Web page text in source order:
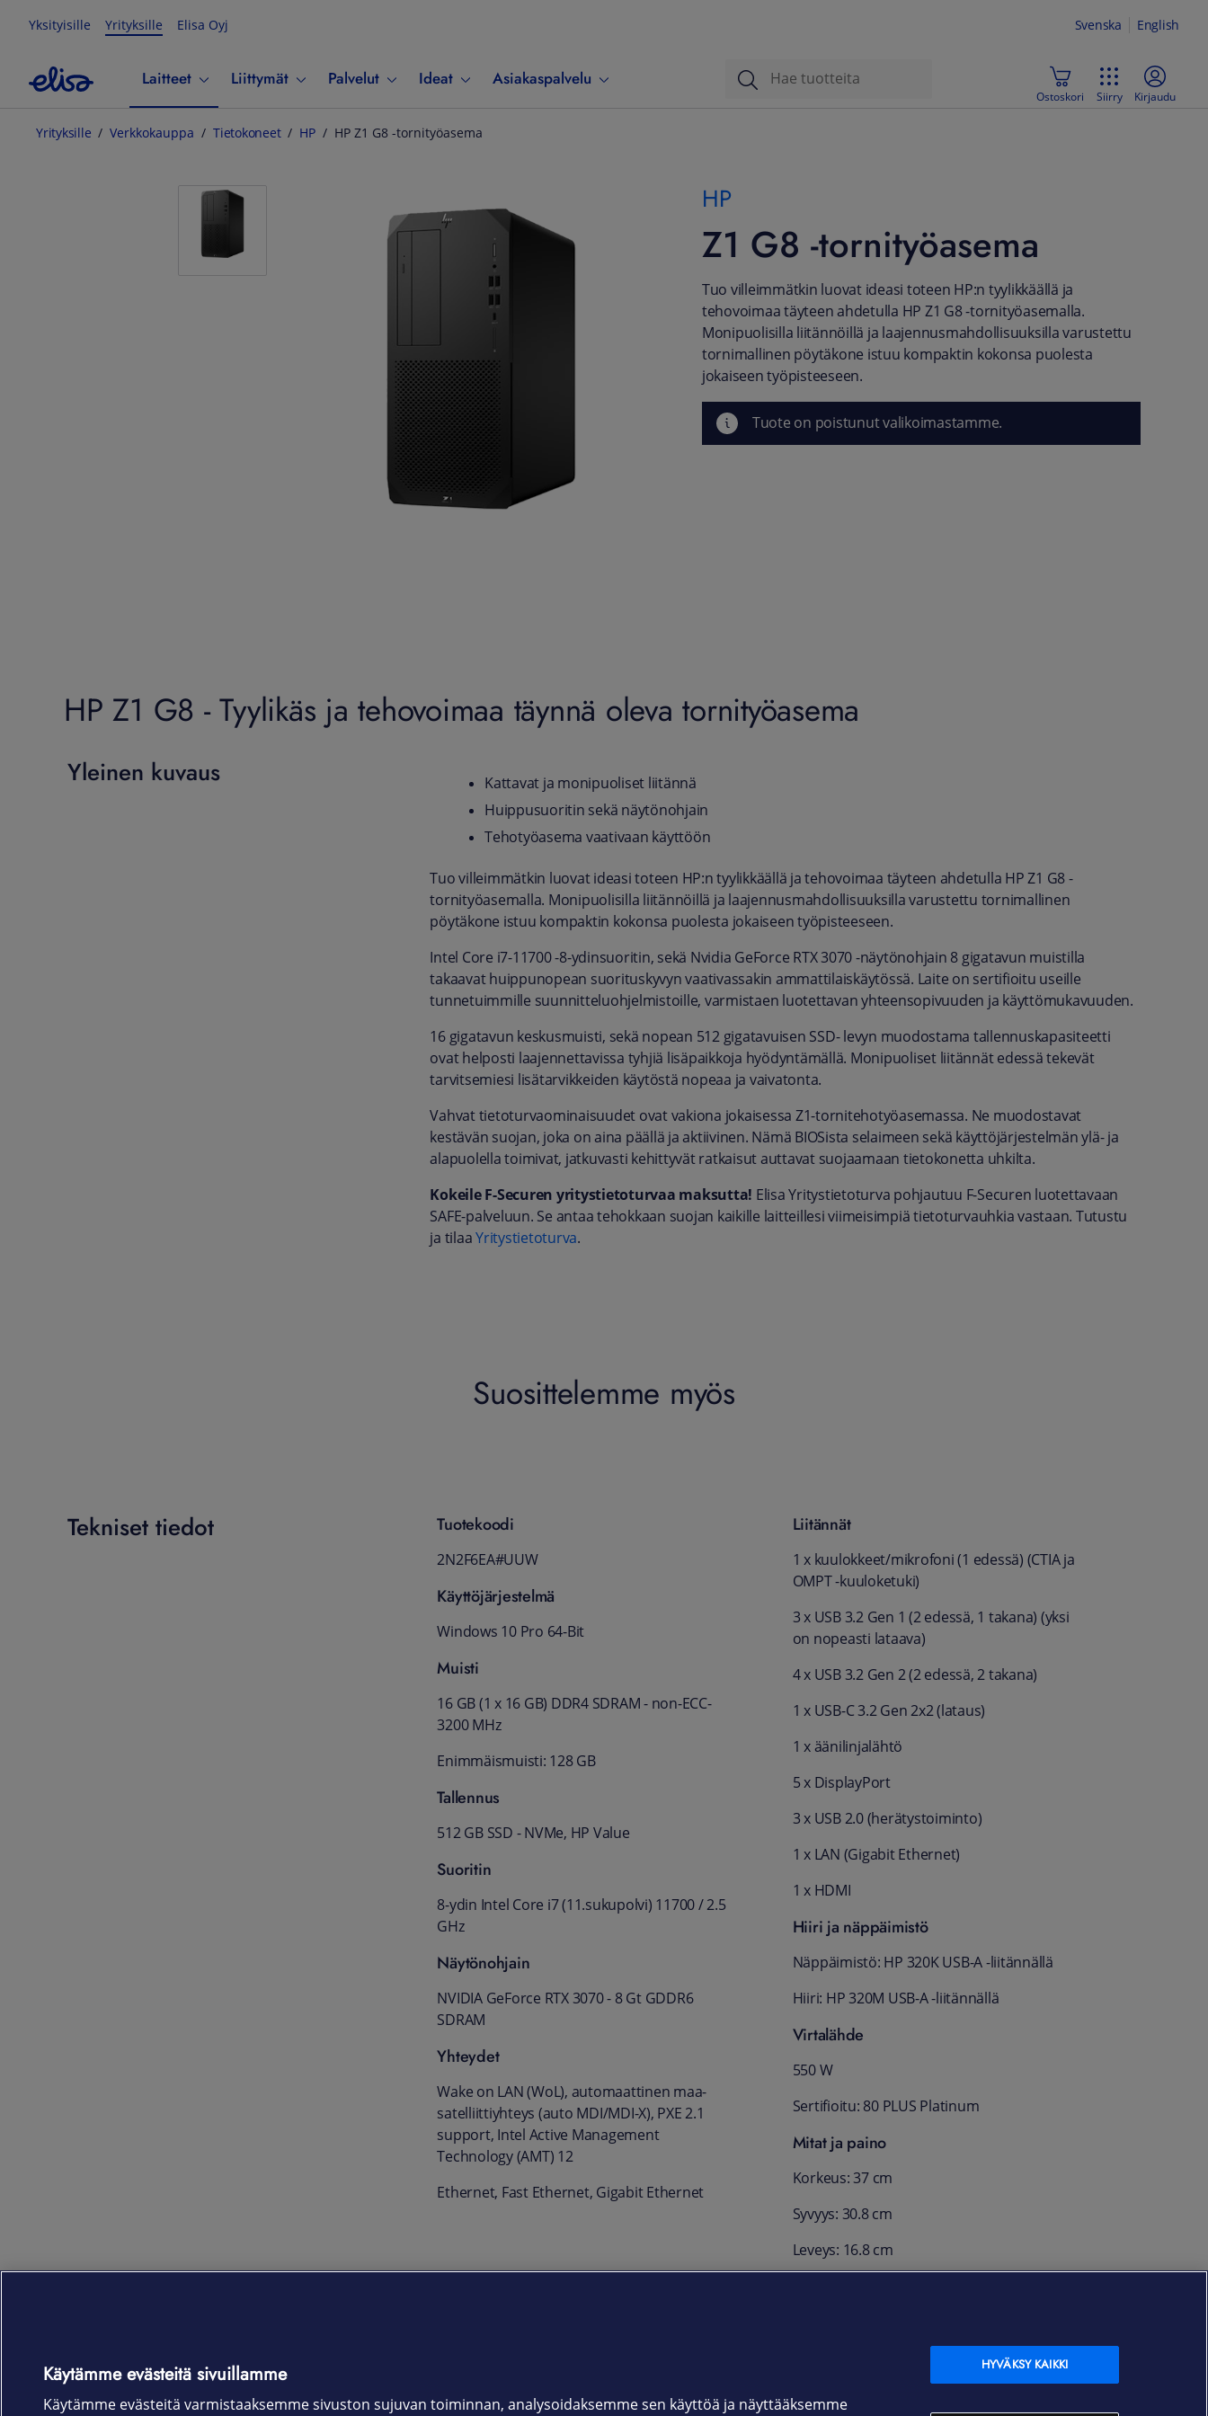
Yksityisille Yrityksille Elisa Oyj Svenska English
Laitteet Liittymät Palvelut Ideat Asiakaspalvelu
Ostoskori Siirry Kirjaudu
Yrityksille Verkkokauppa Tietokoneet HP HP Z1 G8 -tornityöasema
HP
Z1 G8 -tornityöasema
Tuo villeimmätkin luovat ideasi toteen HP:n tyylikkäällä ja
tehovoimaa täyteen ahdetulla HP Z1 G8 -tornityöasemalla.
Monipuolisilla liitännöillä ja laajennusmahdollisuuksilla varustettu
tornimallinen pöytäkone istuu kompaktin kokonsa puolesta
jokaiseen työpisteeseen.
Tuote on poistunut valikoimastamme.
HP Z1 G8 - Tyylikäs ja tehovoimaa täynnä oleva tornityöasema
Yleinen kuvaus
Kattavat ja monipuoliset liitännä
Huippusuoritin sekä näytönohjain
Tehotyöasema vaativaan käyttöön
Tuo villeimmätkin luovat ideasi toteen HP:n tyylikkäällä ja tehovoimaa täyteen ahdetulla HP Z1 G8 -
tornityöasemalla. Monipuolisilla liitännöillä ja laajennusmahdollisuuksilla varustettu tornimallinen
pöytäkone istuu kompaktin kokonsa puolesta jokaiseen työpisteeseen.
Intel Core i7-11700 -8-ydinsuoritin, sekä Nvidia GeForce RTX 3070 -näytönohjain 8 gigatavun muistilla
takaavat huippunopean suorituskyvyn vaativassakin ammattilaiskäytössä. Laite on sertifioitu useille
tunnetuimmille suunnitteluohjelmistoille, varmistaen luotettavan yhteensopivuuden ja käyttömukavuuden.
16 gigatavun keskusmuisti, sekä nopean 512 gigatavuisen SSD- levyn muodostama tallennuskapasiteetti
ovat helposti laajennettavissa tyhjiä lisäpaikkoja hyödyntämällä. Monipuoliset liitännät edessä tekevät
tarvitsemiesi lisätarvikkeiden käytöstä nopeaa ja vaivatonta.
Vahvat tietoturvaominaisuudet ovat vakiona jokaisessa Z1-tornitehotyöasemassa. Ne muodostavat
kestävän suojan, joka on aina päällä ja aktiivinen. Nämä BIOSista selaimeen sekä käyttöjärjestelmän ylä- ja
alapuolella toimivat, jatkuvasti kehittyvät ratkaisut auttavat suojaamaan tietokonetta uhkilta.
Kokeile F-Securen yritystietoturvaa maksutta! Elisa Yritystietoturva pohjautuu F-Securen luotettavaan
SAFE-palveluun. Se antaa tehokkaan suojan kaikille laitteillesi viimeisimpiä tietoturvauhkia vastaan. Tutustu
ja tilaaYritystietoturva.
Suosittelemme myös
Tekniset tiedot Tuotekoodi
2N2F6EA#UUW
Käyttöjärjestelmä
Windows 10 Pro 64-Bit
Muisti
16 GB (1 x 16 GB) DDR4 SDRAM - non-ECC-
3200 MHz
Enimmäismuisti: 128 GB
Tallennus
512 GB SSD - NVMe, HP Value
Suoritin
8-ydin Intel Core i7 (11.sukupolvi) 11700 / 2.5
GHz
Näytönohjain
NVIDIA GeForce RTX 3070 - 8 Gt GDDR6
SDRAM
Yhteydet
Wake on LAN (WoL), automaattinen maa-
satelliittiyhteys (auto MDI/MDI-X), PXE 2.1
support, Intel Active Management
Technology (AMT) 12
Ethernet, Fast Ethernet, Gigabit Ethernet
Liitännät
1 x kuulokkeet/mikrofoni (1 edessä) (CTIA ja
OMPT -kuuloketuki)
3 x USB 3.2 Gen 1 (2 edessä, 1 takana) (yksi
on nopeasti lataava)
4 x USB 3.2 Gen 2 (2 edessä, 2 takana)
1 x USB-C 3.2 Gen 2x2 (lataus)
1 x äänilinjalähtö
5 x DisplayPort
3 x USB 2.0 (herätystoiminto)
1 x LAN (Gigabit Ethernet)
1 x HDMI
Hiiri ja näppäimistö
Näppäimistö: HP 320K USB-A -liitännällä
Hiiri: HP 320M USB-A -liitännällä
Virtalähde
550 W
Sertifioitu: 80 PLUS Platinum
Mitat ja paino
Korkeus: 37 cm
Syvyys: 30.8 cm
Leveys: 16.8 cm
Kolmen vuoden Onsite -takuuhuoltopalvelu
omissa toimitiloissasi
Käytämme evästeitä sivuillamme
Käytämme evästeitä varmistaaksemme sivuston sujuvan toiminnan, analysoidaksemme sen käyttöä ja näyttääksemme
HYVÄKSY KAIKKI